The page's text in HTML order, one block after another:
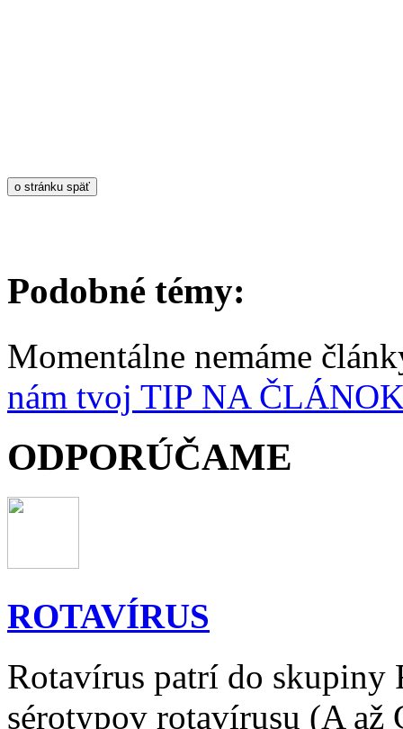
Podobné témy:
Momentálne nemáme
nám tvoj TIP NA
ODPORÚČAME
ROTAVÍRUS
Rotavírus patrí do skupiny
sérotypov rotavírusu (A až